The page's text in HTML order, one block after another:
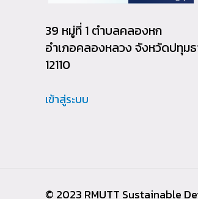
39 หมู่ที่ 1 ตำบลคลองหก
อำเภอคลองหลวง จังหวัดปทุม
12110
เข้าสู่ระบบ
© 2023 RMUTT Sustainable